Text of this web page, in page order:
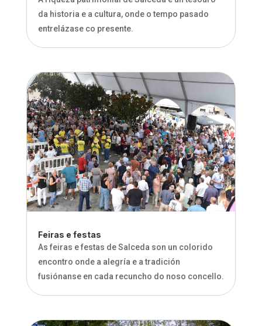
da historia e a cultura, onde o tempo pasado
entrelázase co presente.
Feiras e festas
As feiras e festas de Salceda son un colorido
encontro onde a alegría e a tradición
fusiónanse en cada recuncho do noso concello.